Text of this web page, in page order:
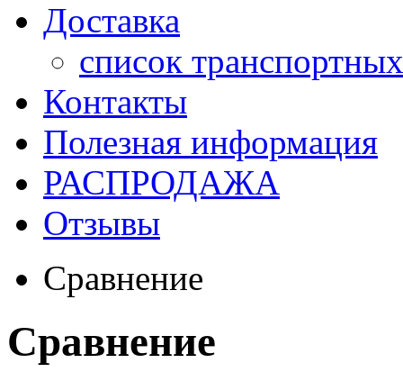
Доставка
список
Контакты
Полезная информация
РАСПРОДАЖА
Отзывы
Сравнение
Сравнение